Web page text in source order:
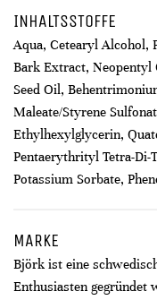
INHALTSSTOFFE
Aqua, Cetearyl Alcohol,
Bark Extract, Neopentyl
Seed Oil,
Maleate/Styrene
Ethylhexylglycerin,
Pentaerythrityl Tetra-
Potassium Sorbate,
MARKE
Björk ist eine
Enthusiasten gegründet